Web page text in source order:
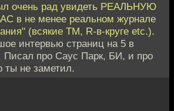
очень рад увидеть РЕАЛЬНУЮ
в не менее реальном журнале
(всякие TM, R-в-круге etc.).
интервью страниц на 5 в
про Саус Парк, БИ, и про
ты не заметил.